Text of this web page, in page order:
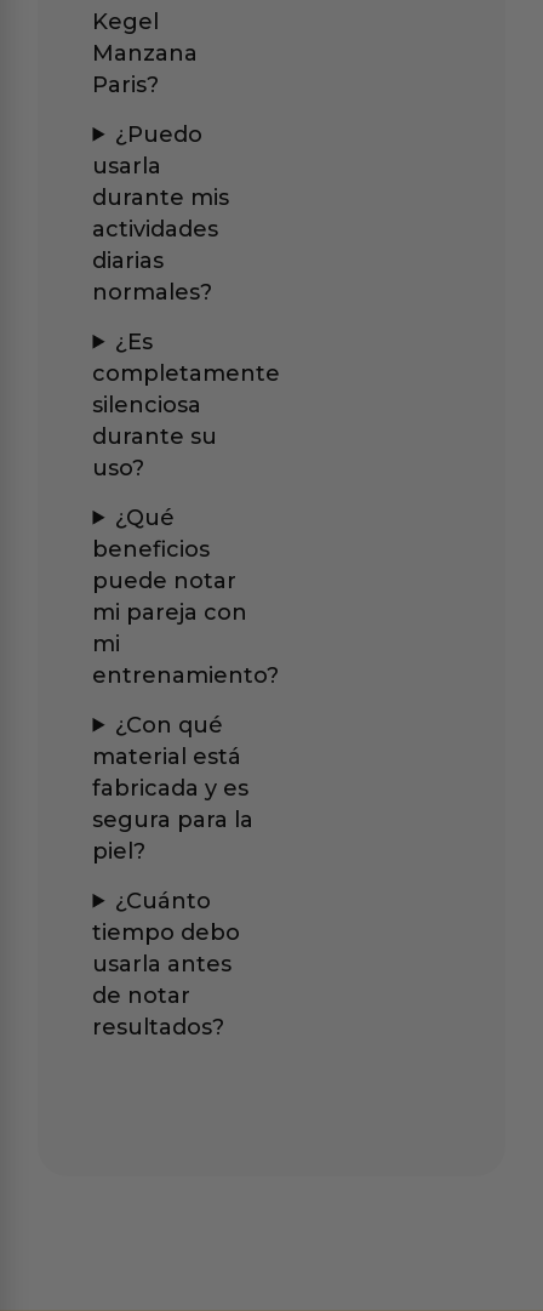
Kegel
Manzana
Paris?
¿Puedo
usarla
durante mis
actividades
diarias
normales?
¿Es
completamente
silenciosa
durante su
uso?
¿Qué
beneficios
puede notar
mi pareja con
mi
entrenamiento?
¿Con qué
material está
fabricada y es
segura para la
piel?
¿Cuánto
tiempo debo
usarla antes
de notar
resultados?